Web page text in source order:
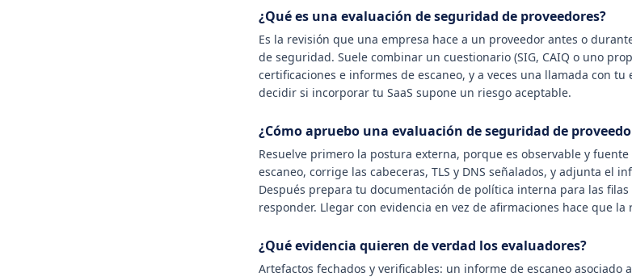
¿Qué es una evaluación de seguridad de proveedores?
Es la revisión que una empresa hace a un proveedor antes o
de seguridad. Suele combinar un cuestionario (SIG, CAIQ o uno
certificaciones e informes de escaneo, y a veces una llamada con
decidir si incorporar tu SaaS supone un riesgo aceptable.
¿Cómo apruebo una evaluación de seguridad de
Resuelve primero la postura externa, porque es observable y
escaneo, corrige las cabeceras, TLS y DNS señalados, y adjunta el
Después prepara tu documentación de política interna para las
responder. Llegar con evidencia en vez de afirmaciones hace que la
¿Qué evidencia quieren de verdad los evaluadores?
Artefactos fechados y verificables: un informe de escaneo asociado